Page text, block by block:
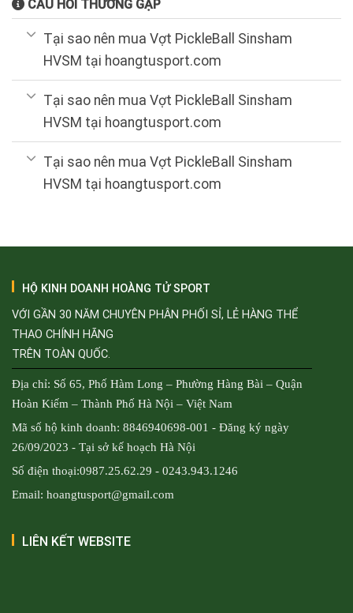
CÂU HỎI THƯỜNG GẶP
Tại sao nên mua Vợt PickleBall Sinsham
HVSM tại hoangtusport.com
Tại sao nên mua Vợt PickleBall Sinsham
HVSM tại hoangtusport.com
Tại sao nên mua Vợt PickleBall Sinsham
HVSM tại hoangtusport.com
HỘ KINH DOANH HOÀNG TỬ SPORT
VỚI GẦN 30 NĂM CHUYÊN PHÂN PHỐI SỈ, LẺ HÀNG THỂ
THAO CHÍNH HÃNG
TRÊN TOÀN QUỐC.
Địa chỉ: Số 65, Phố Hàm Long – Phường Hàng Bài – Quận
Hoàn Kiếm – Thành Phố Hà Nội – Việt Nam
Mã số hộ kinh doanh: 8846940698-001 - Đăng ký ngày
26/09/2023 - Tại sở kế hoạch Hà Nội
Số điện thoại:0987.25.62.29 - 0243.943.1246
Email: hoangtusport@gmail.com
LIÊN KẾT WEBSITE